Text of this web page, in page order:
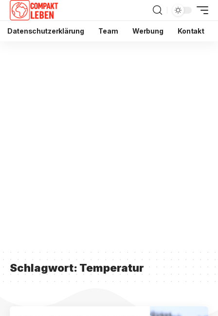
Datenschutzerklärung Team Werbung Kontakt
Schlagwort: Temperatur